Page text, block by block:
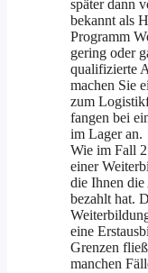
später dann
bekannt als
Programm
gering oder
qualifizierte
machen Sie
zum
fangen bei
im Lager an.
Wie im Fall
einer
die Ihnen die
bezahlt hat.
eine
Grenzen
manchen